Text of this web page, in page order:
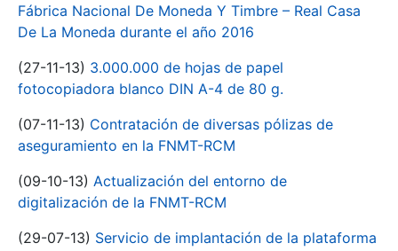
Fábrica Nacional De Moneda Y Timbre – Real Casa
De La Moneda durante el año 2016
(27-11-13) 3.000.000 de hojas de papel
fotocopiadora blanco DIN A-4 de 80 g.
(07-11-13) Contratación de diversas pólizas de
aseguramiento en la FNMT-RCM
(09-10-13) Actualización del entorno de
digitalización de la FNMT-RCM
(29-07-13) Servicio de implantación de la plataforma